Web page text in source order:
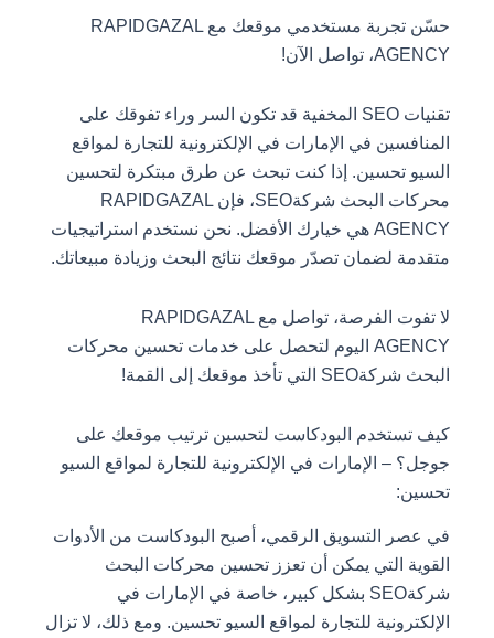
حسّن تجربة مستخدمي موقعك مع RAPIDGAZAL
AGENCY، تواصل الآن!
تقنيات SEO المخفية قد تكون السر وراء تفوقك على
المنافسين في الإمارات في الإلكترونية للتجارة لمواقع
السيو تحسين. إذا كنت تبحث عن طرق مبتكرة لتحسين
محركات البحث شركةSEO، فإن RAPIDGAZAL
AGENCY هي خيارك الأفضل. نحن نستخدم استراتيجيات
متقدمة لضمان تصدّر موقعك نتائج البحث وزيادة مبيعاتك.
لا تفوت الفرصة، تواصل مع RAPIDGAZAL
AGENCY اليوم لتحصل على خدمات تحسين محركات
البحث شركةSEO التي تأخذ موقعك إلى القمة!
كيف تستخدم البودكاست لتحسين ترتيب موقعك على
جوجل؟ – الإمارات في الإلكترونية للتجارة لمواقع السيو
تحسين:
في عصر التسويق الرقمي، أصبح البودكاست من الأدوات
القوية التي يمكن أن تعزز تحسين محركات البحث
شركةSEO بشكل كبير، خاصة في الإمارات في
الإلكترونية للتجارة لمواقع السيو تحسين. ومع ذلك، لا تزال